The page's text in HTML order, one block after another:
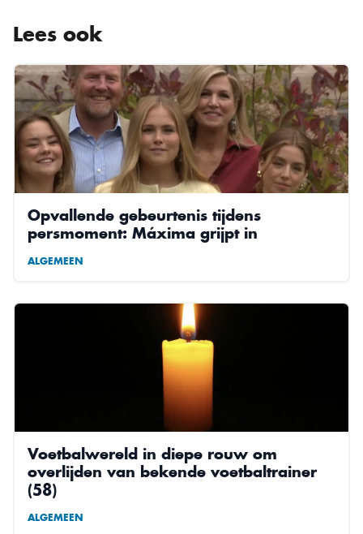
Lees ook
Opvallende gebeurtenis tijdens
persmoment: Máxima grijpt in
ALGEMEEN
Voetbalwereld in diepe rouw om
overlijden van bekende voetbaltrainer
(58)
ALGEMEEN